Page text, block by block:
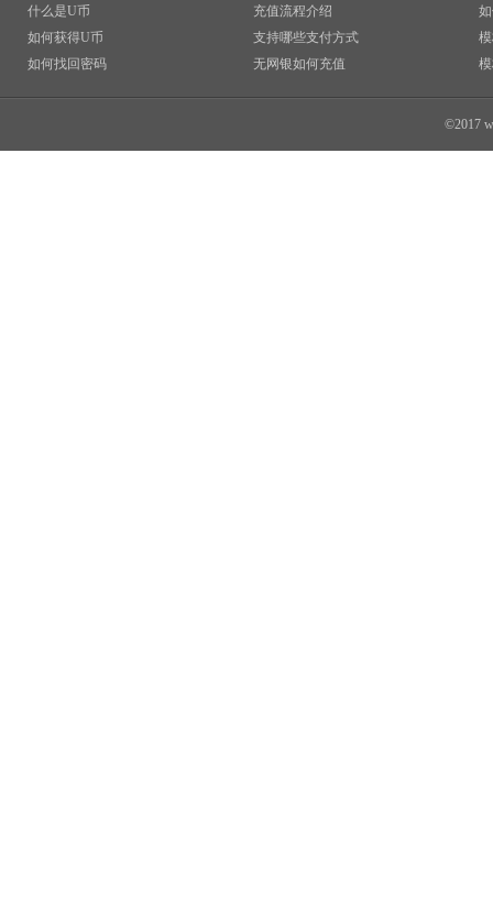
什么是U币
如何获得U币
如何找回密码
充值流程介绍
支持哪些支付方式
无网银如何充值
©2017